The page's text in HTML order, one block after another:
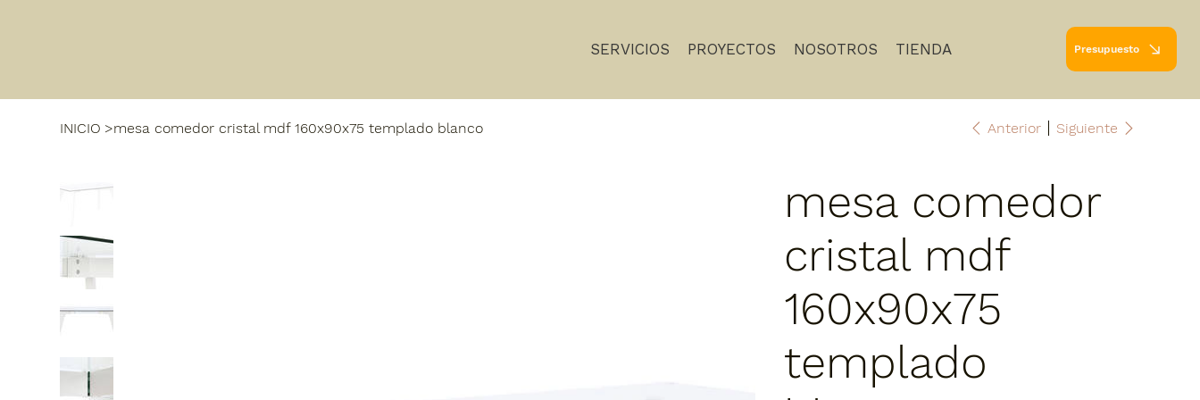
SERVICIOS PROYECTOS NOSOTROS TIENDA Presupuesto
INICIO >mesa comedor cristal mdf 160x90x75 templado blanco Anterior Siguiente
mesa comedor
cristal mdf
160x90x75
templado